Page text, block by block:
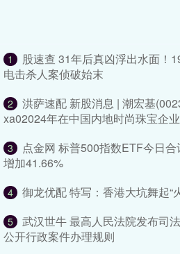
1
股速查 31年后真凶浮出水面！
电击杀人案侦破始末
2
洪萨速配 新股消息 | 潮宏基
xa02024年在中国内地时尚珠宝企
3
点金网 标普500指数ETF今日
增加41.66%
4 御龙优配 特写：香港大坑舞起“
5
武汉世牛 最高人民法院发布司
公开行政案件办理规则